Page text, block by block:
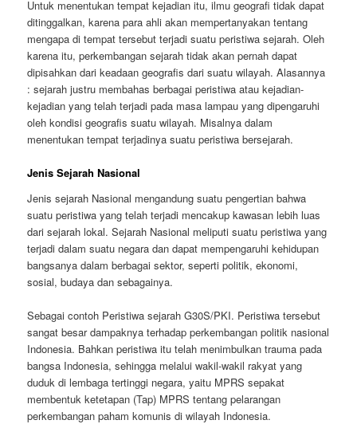
Untuk menentukan tempat kejadian itu, ilmu geografi tidak dapat
ditinggalkan, karena para ahli akan mempertanyakan tentang
mengapa di tempat tersebut terjadi suatu peristiwa sejarah. Oleh
karena itu, perkembangan sejarah tidak akan pernah dapat
dipisahkan dari keadaan geografis dari suatu wilayah. Alasannya
: sejarah justru membahas berbagai peristiwa atau kejadian-
kejadian yang telah terjadi pada masa lampau yang dipengaruhi
oleh kondisi geografis suatu wilayah. Misalnya dalam
menentukan tempat terjadinya suatu peristiwa bersejarah.
Jenis Sejarah Nasional
Jenis sejarah Nasional mengandung suatu pengertian bahwa
suatu peristiwa yang telah terjadi mencakup kawasan lebih luas
dari sejarah lokal. Sejarah Nasional meliputi suatu peristiwa yang
terjadi dalam suatu negara dan dapat mempengaruhi kehidupan
bangsanya dalam berbagai sektor, seperti politik, ekonomi,
sosial, budaya dan sebagainya.
Sebagai contoh Peristiwa sejarah G30S/PKI. Peristiwa tersebut
sangat besar dampaknya terhadap perkembangan politik nasional
Indonesia. Bahkan peristiwa itu telah menimbulkan trauma pada
bangsa Indonesia, sehingga melalui wakil-wakil rakyat yang
duduk di lembaga tertinggi negara, yaitu MPRS sepakat
membentuk ketetapan (Tap) MPRS tentang pelarangan
perkembangan paham komunis di wilayah Indonesia.